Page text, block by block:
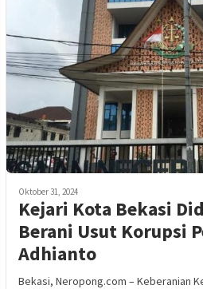
Oktober 31, 2024
Kejari Kota Bekasi
Berani Usut Korupsi
Adhianto
Bekasi, Neropong.com – Keberanian